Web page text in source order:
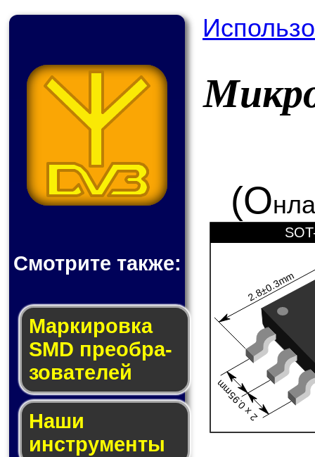
Смотрите также:
Мар­ки­ров­ка
SMD пре­об­ра­
зо­ва­те­лей
Наши
инструменты
(О
2.8±0.3mm
2 x 0.95mm